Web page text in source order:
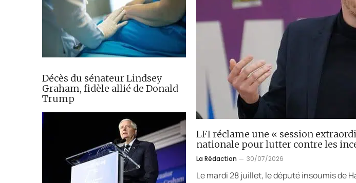
Décès du sénateur Lindsey
Graham, fidèle allié de Donald
Trump
LFI réclame une « session
nationale pour lutter contre les
La Rédaction 30/07/2026
Le mardi 28 juillet, le député insoumis de